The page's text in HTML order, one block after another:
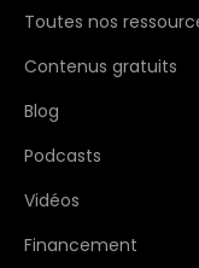
Toutes nos
Contenus gratuits
Blog
Podcasts
Vidéos
Financement